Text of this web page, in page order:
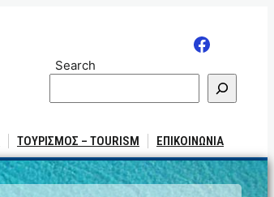
Search
ΤΟΥΡΙΣΜΟΣ – TOURISM ΕΠΙΚΟΙΝΩΝΙΑ